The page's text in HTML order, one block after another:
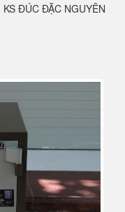
ĐÚC ĐẶC NGUYÊN